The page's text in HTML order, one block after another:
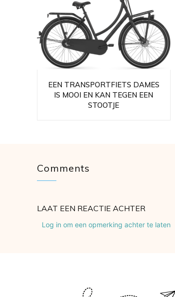
EEN TRANSPORTFIETS DAMES
IS MOOI EN KAN TEGEN EEN
STOOTJE
Comments
LAAT EEN REACTIE ACHTER
Log in om een opmerking achter te laten